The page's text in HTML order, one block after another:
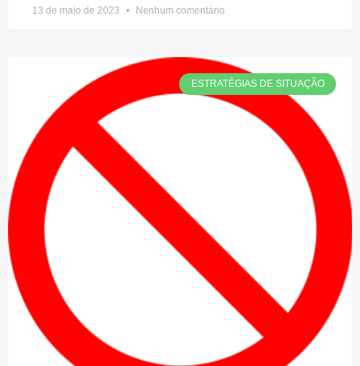
13 de maio de 2023 Nenhum comentário
ESTRATÉGIAS DE SITUAÇÃO